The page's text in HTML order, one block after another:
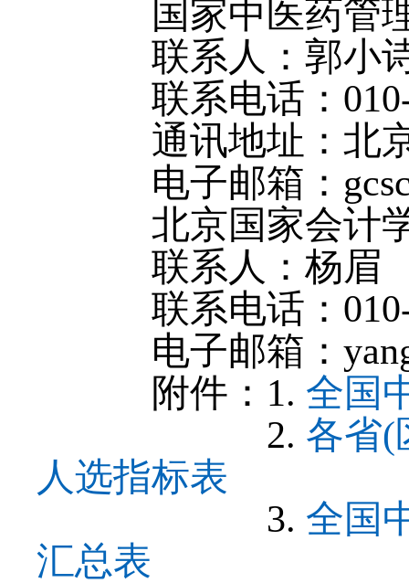
国家中医药管理
联系人：郭小
联系电话：010-
通讯地址：北京
电子邮箱：
北京国家会计
联系人：杨眉
联系电话：010-
电子邮箱：
附件：1. 全国
2. 各省(
人选指标表
3. 全国
汇总表